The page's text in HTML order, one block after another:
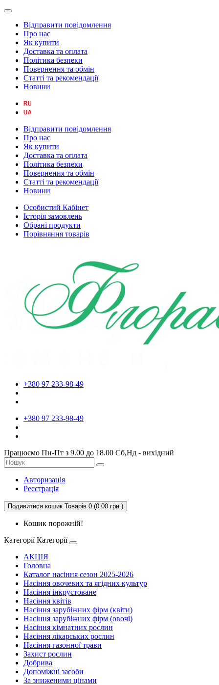
Відправити повідомлення
Про нас
Як купити
Доставка та оплата
Політика безпеки
Повернення та обмін
Статті та рекомендації
Новини
Відправити повідомлення
Про нас
Як купити
Доставка та оплата
Політика безпеки
Повернення та обмін
Статті та рекомендації
Новини
Особистий Кабінет
Історія замовлень
Обрані продукти
Порівняння товарів
+380 97 233-98-49
+380 97 233-98-49
Працюємо Пн-Пт з 9.00 до 18.00 Сб,Нд - вихідний
Авторизація
Реєстрація
Подивитися кошик Товарів 0 (0.00 грн.)
Кошик порожній!
Категорії Категорії
АКЦІЯ
Головна
Каталог насіння сезон 2025-2026
Насіння овочевих та ягідних культур
Насіння інкрустоване
Насіння квітів
Насіння зарубіжних фірм (квіти)
Насіння зарубіжних фірм (овочі)
Насіння кімнатних рослин
Насіння лікарських рослин
Насіння газонної трави
Захист рослин
Добрива
Допоміжні засоби
За зниженими цінами